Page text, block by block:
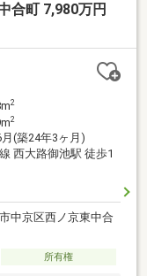
合町 7,980万円
2
2
(築24年3ヶ月)
西大路御池駅 徒歩1
中京区西ノ京東中合
所有権